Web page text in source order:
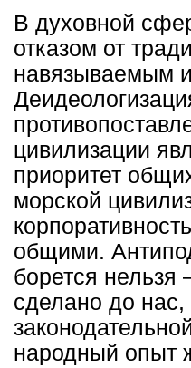
В духовной
отказом от
навязываемым
цивилизации
приоритет
морской
общими.
борется нельзя
сделано до
народный опыт